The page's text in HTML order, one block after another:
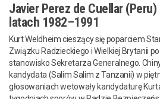
Javier Perez de Cuellar (Peru)
latach 1982–1991
Kurt Weldheim cieszący się poparciem
Związku Radzieckiego i Wielkiej Brytanii
stanowisko Sekretarza Generalnego.
kandydata (Salim Salim z Tanzanii) w
głosowaniach wetowały kandydaturę